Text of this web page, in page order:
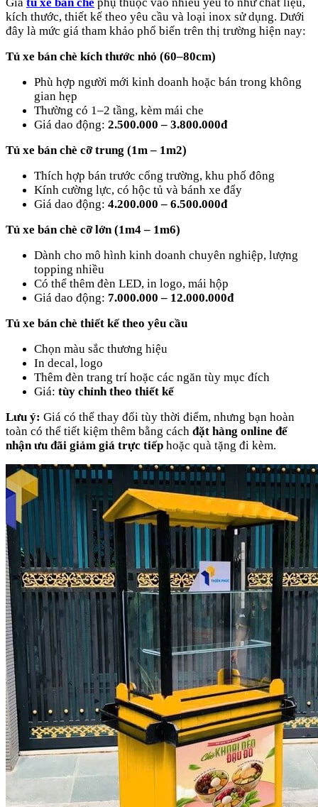
kích thước, thiết kế theo yêu cầu và loại inox sử dụng. Dưới
đây là mức giá tham khảo phổ biến trên thị trường hiện nay:
Tủ xe bán chè kích thước nhỏ (60–80cm)
Phù hợp người mới kinh doanh hoặc bán trong không
gian hẹp
Thường có 1–2 tầng, kèm mái che
Giá dao động: 2.500.000 – 3.800.000đ
Tủ xe bán chè cỡ trung (1m – 1m2)
Thích hợp bán trước cổng trường, khu phố đông
Kính cường lực, có hộc tủ và bánh xe đẩy
Giá dao động: 4.200.000 – 6.500.000đ
Tủ xe bán chè cỡ lớn (1m4 – 1m6)
Dành cho mô hình kinh doanh chuyên nghiệp, lượng
topping nhiều
Có thể thêm đèn LED, in logo, mái hộp
Giá dao động: 7.000.000 – 12.000.000đ
Tủ xe bán chè thiết kế theo yêu cầu
Chọn màu sắc thương hiệu
In decal, logo
Thêm đèn trang trí hoặc các ngăn tùy mục đích
Giá: tùy chỉnh theo thiết kế
Lưu ý: Giá có thể thay đổi tùy thời điểm, nhưng bạn hoàn
toàn có thể tiết kiệm thêm bằng cách đặt hàng online để
nhận ưu đãi giảm giá trực tiếp hoặc quà tặng đi kèm.